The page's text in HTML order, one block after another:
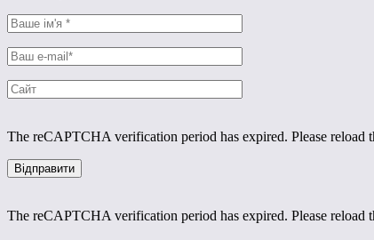
The reCAPTCHA verification period has expired. Please reload
The reCAPTCHA verification period has expired. Please reload